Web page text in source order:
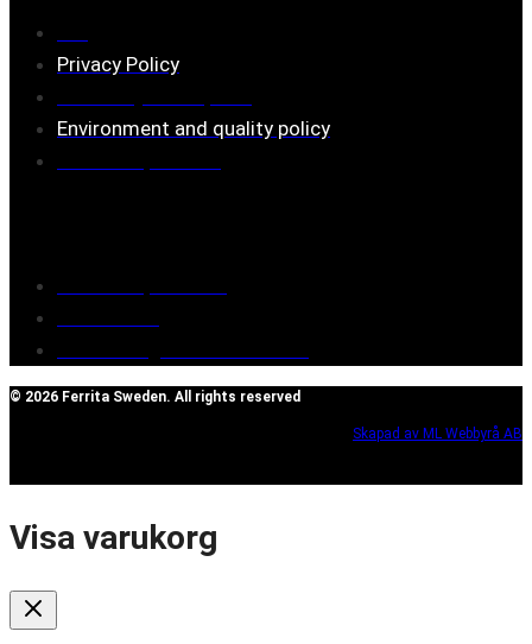
Privacy Policy
Environment and quality policy
© 2026 Ferrita Sweden. All rights reserved
Skapad av ML Webbyrå AB
Visa varukorg